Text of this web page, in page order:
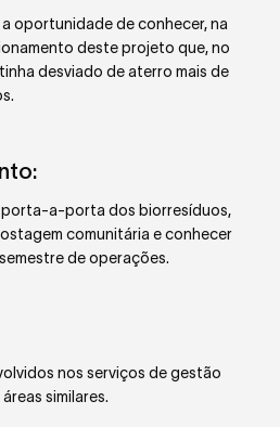
oportunidade de conhecer, na
deste projeto que, no
desviado de aterro mais de
porta-a-porta dos biorresíduos,
comunitária e conhecer
de operações.
nos serviços de gestão
similares.